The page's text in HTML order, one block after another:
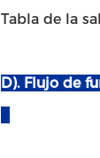
Tabla de la
D). Flujo de